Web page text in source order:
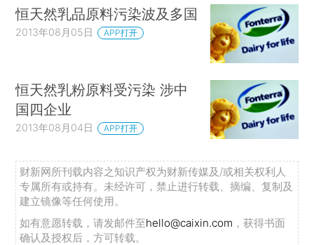
恒天然乳品原料污染波及多国
2013年08月05日 APP打开
恒天然乳粉原料受污染 涉中
国四企业
2013年08月04日 APP打开
财新网所刊载内容之知识产权为财新传媒及/或相关权利人
专属所有或持有。未经许可，禁止进行转载、摘编、复制及
建立镜像等任何使用。
如有意愿转载，请发邮件至hello@caixin.com ，获得书面
确认及授权后，方可转载。